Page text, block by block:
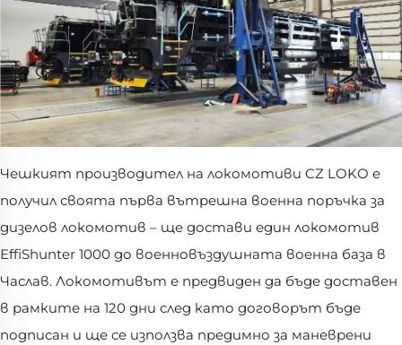
Чешкият производител на локомотиви CZ LOKO е
получил своята първа вътрешна военна поръчка за
дизелов локомотив – ще достави един локомотив
EffiShunter 1000 до военновъздушната военна база в
Часлав. Локомотивът е предвиден да бъде доставен
в рамките на 120 дни след като договорът бъде
подписан и ще се използва предимно за маневрени